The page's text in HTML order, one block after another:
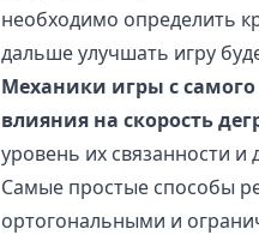
необходимо определить
дальше улучшать игру
Механики игры с
влияния на скорость
уровень их связанности
Самые простые способы
ортогональными и